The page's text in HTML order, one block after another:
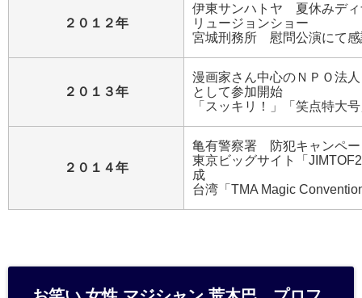
２０１２年
伊東サンハトヤ 夏休みディ
リュージョンショー
宮城刑務所 慰問公演にて感
２０１３年
漫画家さん中心のＮＰＯ法
として参加開始
「スッキリ！」「笑点特大
２０１４年
亀有警察署 防犯キャンペ
東京ビッグサイト「
成
台湾「TMA Magic